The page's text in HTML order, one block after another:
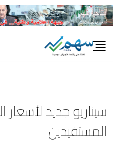
Skip
to
سيناريو جديد لأسعار
المستفيدين